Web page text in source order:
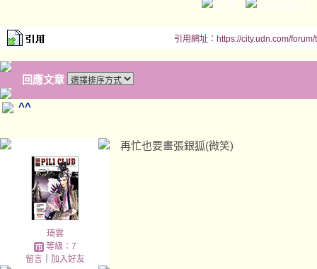
引用網址：https://city.udn.com/
回應文章
^^
琦雲
等級：7
留言｜ 加入好友
再忙也要畫張銀狐(微笑)